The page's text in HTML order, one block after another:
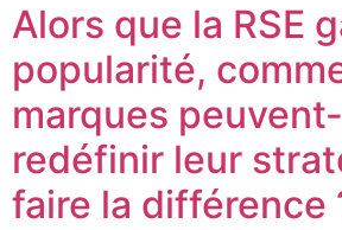
Alors que la RSE
popularité,
marques
redéfinir leur
faire la différence